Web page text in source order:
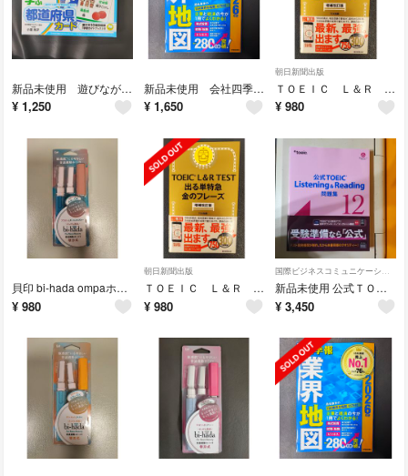
新品未使用 遊びながら学ぶ都道府県カード
¥ 1,250
新品未使用 会社四季報 業界地図 2026年版 東洋経済新報社
¥ 1,650
朝日新聞出版
ＴＯＥＩＣ Ｌ＆Ｒ ＴＥＳＴ出る単特急金のフレーズ 増補改訂版 2026年1月
¥ 980
貝印 bi-hada ompaホルダー替刃 ブラウン/ターコイズブルー
¥ 980
朝日新聞出版
ＴＯＥＩＣ Ｌ＆Ｒ ＴＥＳＴ出る単特急金のフレーズ 増補改訂版 2026年1月
¥ 980
国際ビジネスコミュニケーション協会
新品未使用 公式ＴＯＥＩＣ Ｌｉｓｔｅｎｉｎｇ ＆ Ｒｅａｄｉｎｇ問題集12
¥ 3,450